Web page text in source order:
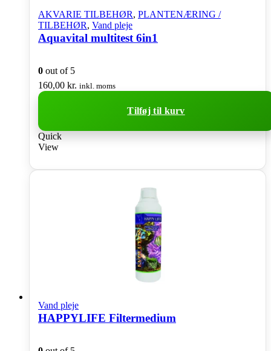
AKVARIE TILBEHØR, PLANTENÆRING /
TILBEHØR, Vand pleje
Aquavital multitest 6in1
0 out of 5
160,00 kr. inkl. moms
Tilføj til kurv
Quick
View
Vand pleje
HAPPYLIFE Filtermedium